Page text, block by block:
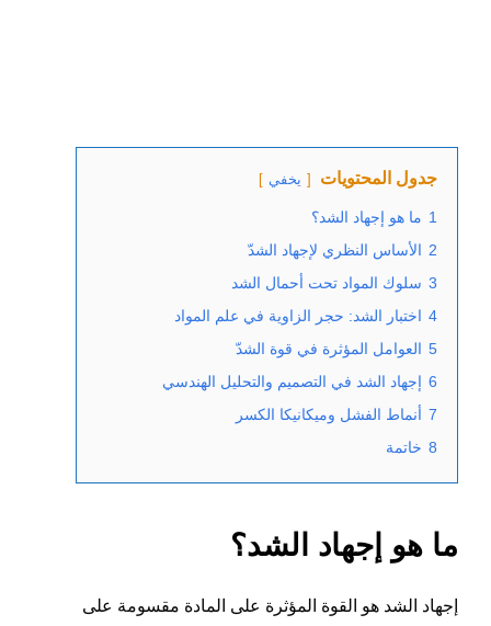
جدول المحتويات يخفي
1 ما هو إجهاد الشد؟
2 الأساس النظري لإجهاد الشدّ
3 سلوك المواد تحت أحمال الشد
4 اختبار الشد: حجر الزاوية في علم المواد
5 العوامل المؤثرة في قوة الشدّ
6 إجهاد الشد في التصميم والتحليل الهندسي
7 أنماط الفشل وميكانيكا الكسر
8 خاتمة
ما هو إجهاد الشد؟
إجهاد الشد هو القوة المؤثرة على المادة مقسومة على